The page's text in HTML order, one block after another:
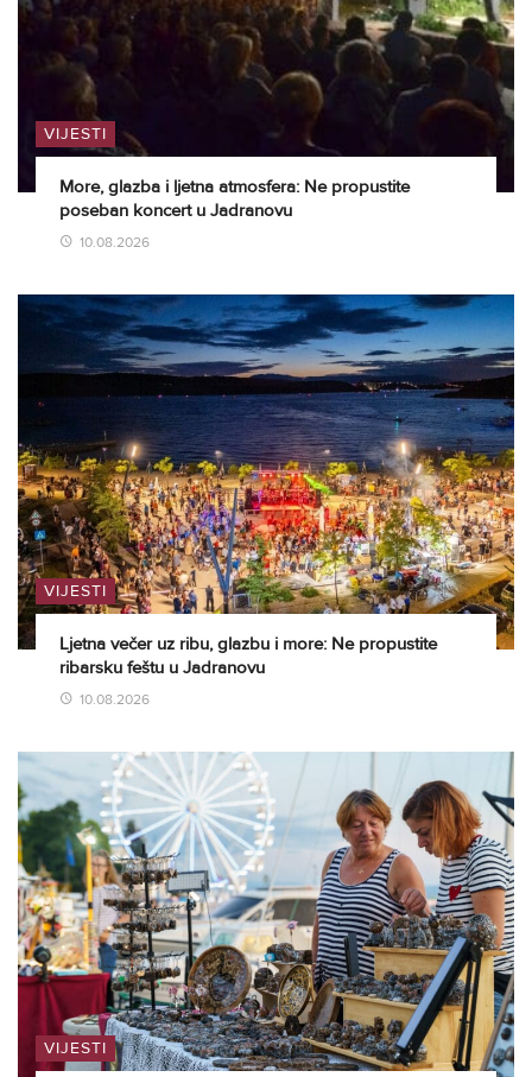
VIJESTI
More, glazba i ljetna atmosfera: Ne propustite
poseban koncert u Jadranovu
10.08.2026
VIJESTI
Ljetna večer uz ribu, glazbu i more: Ne propustite
ribarsku feštu u Jadranovu
10.08.2026
VIJESTI